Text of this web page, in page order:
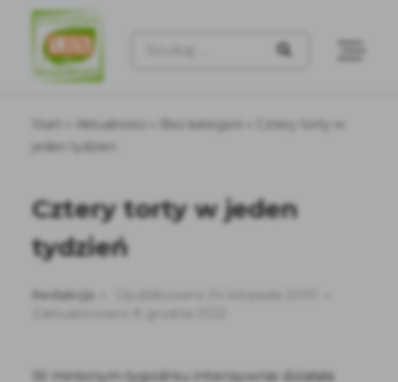
Start Aktualności Bez kategorii
Cztery torty w
jeden tydzień
Cztery torty w jeden
tydzień
Redakcja
W minionym tygodniu intensywnie działała